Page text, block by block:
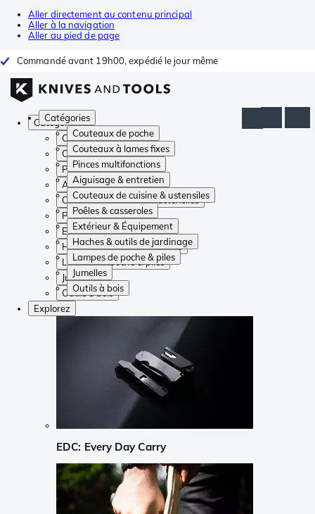
Aller directement au contenu principal
Aller à la navigation
Aller au pied de page
Commandé avant 19h00, expédié le jour même
Catégories
Couteaux de poche
Couteaux à lames fixes
Pinces multifonctions
Aiguisage & entretien
Couteaux de cuisine & ustensiles
Poêles & casseroles
Extérieur & Équipement
Haches & outils de jardinage
Lampes de poche & piles
Jumelles
Outils à bois
Catégories
Couteaux de poche
Couteaux à lames fixes
Pinces multifonctions
Aiguisage & entretien
Couteaux de cuisine & ustensiles
Poêles & casseroles
Extérieur & Équipement
Haches & outils de jardinage
Lampes de poche & piles
Jumelles
Outils à bois
Explorez
EDC: Every Day Carry